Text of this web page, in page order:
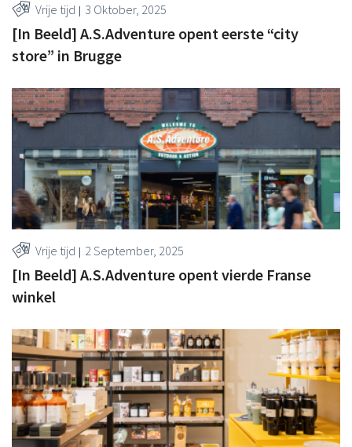
Vrije tijd 3 Oktober, 2025
[In Beeld] A.S.Adventure opent eerste “city
store” in Brugge
Vrije tijd 2 September, 2025
[In Beeld] A.S.Adventure opent vierde Franse
winkel